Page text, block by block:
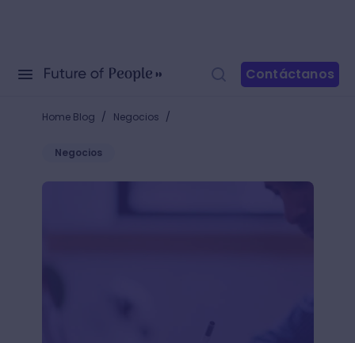
Contáctanos
Home Blog / Negocios /
Negocios
¿Cómo usar “A quién corresponda”? Una